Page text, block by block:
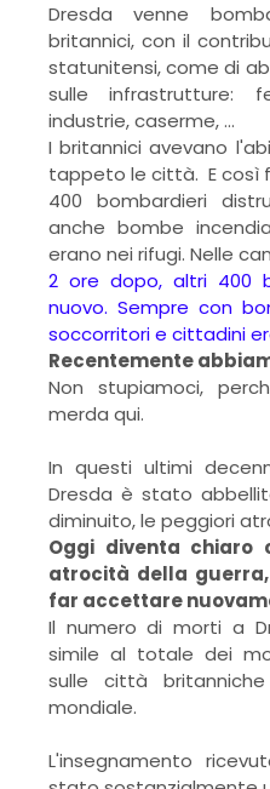
Dresda venne
britannici, con il
statunitensi, come di
sulle infrastrutture:
industrie, caserme, ...
I britannici avevano
tappeto le città. E così
400 bombardieri
anche bombe
erano nei rifugi. Nelle
2 ore dopo, altri 400
nuovo. Sempre con
soccorritori e cittadini
Recentemente
Non stupiamoci,
merda qui.
In questi ultimi
Dresda è stato
diminuito, le peggiori
Oggi diventa chiaro
atrocità della
far accettare
Il numero di morti a
simile al totale dei
sulle città
mondiale.
L'insegnamento